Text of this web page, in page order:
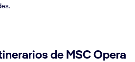
de MSC Opera